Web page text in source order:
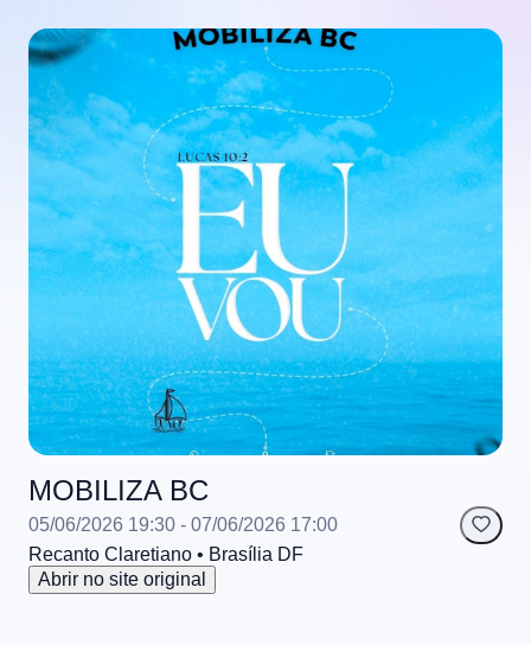
MOBILIZA BC
05/06/2026 19:30 - 07/06/2026 17:00
Recanto Claretiano • Brasília DF
Abrir no site original